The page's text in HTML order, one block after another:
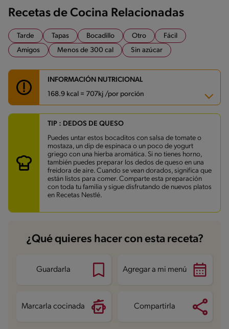
Recetas de Cocina Relacionadas
Tarde Tapas Bocadillo Otro
Fácil
Amigos
Menos de 300 cal Sin azúcar
INFORMACIÓN NUTRICIONAL
168.9 kcal = 707kj /por porción
Carbohidratos 9.5 g
Energía 168.9 kcal
Grasas 12.5 g
Fibra 0.3 g
Proteína 4.4 g
Grasas saturadas 4.3 g
Sodio 135.9 mg
Azúcares 0.2 g
TIP : DEDOS DE QUESO
Puedes untar estos bocaditos con salsa de tomate o
mostaza, un dip de espinaca o un poco de yogurt
griego con una hierba aromática. Si no tienes horno,
también puedes preparar los dedos de queso en una
freidora de aire. Cuando se vean dorados, significa que
están listos para comer. Comparte esta preparación
con toda tu familia y sigue disfrutando de nuevos platos
en Recetas Nestlé.
¿Qué quieres hacer con esta receta?
Guardarla Agregar a mi menú
Marcarla cocinada Compartirla